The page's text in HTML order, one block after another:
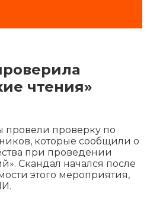
чтения»
проверку по
которые сообщили о
при проведении
Скандал начался после
этого мероприятия,